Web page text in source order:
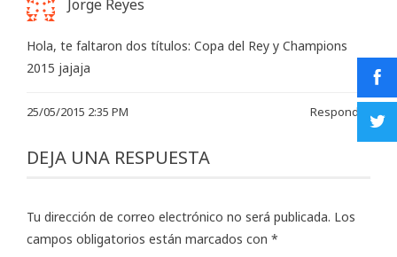
Jorge Reyes
Hola, te faltaron dos títulos: Copa del Rey y Champions
2015 jajaja
25/05/2015 2:35 PM Responder
DEJA UNA RESPUESTA
Tu dirección de correo electrónico no será publicada. Los
campos obligatorios están marcados con *